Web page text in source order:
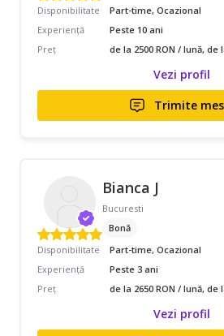
Disponibilitate
Part-time, Ocazional
Experiență
Peste 10 ani
Preț
de la 2500 RON / lună, de
Vezi profil
Trimite
Bianca J
Bucuresti
Bonă
Disponibilitate
Part-time, Ocazional
Experiență
Peste 3 ani
Preț
de la 2650 RON / lună, de
Vezi profil